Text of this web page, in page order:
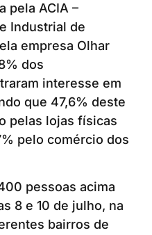
pela ACIA –
Industrial de
empresa Olhar
dos
interesse em
que 47,6% deste
pelas lojas físicas
pelo comércio dos
pessoas acima
8 e 10 de julho, na
bairros de